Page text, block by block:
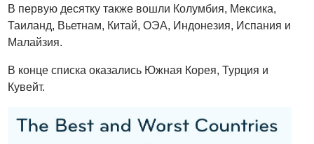
В первую десятку также вошли Колумбия, Мексика,
Таиланд, Вьетнам, Китай, ОЭА, Индонезия, Испания и
Малайзия.
В конце списка оказались Южная Корея, Турция и
Кувейт.